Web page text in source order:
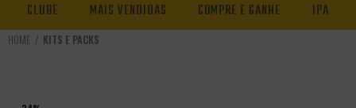
CLUBE MAIS VENDIDAS COMPRE E GANHE IPA
KITS E PACKS